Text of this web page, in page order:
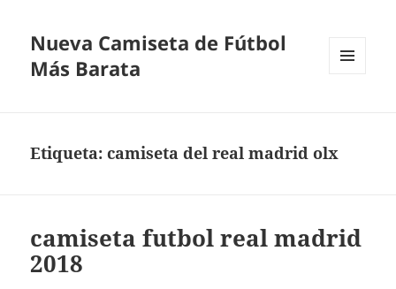
Nueva Camiseta de Fútbol
Más Barata
Etiqueta:camiseta del real madrid olx
camiseta futbol real madrid
2018